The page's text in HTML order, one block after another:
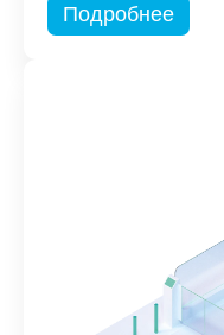
Подробнее